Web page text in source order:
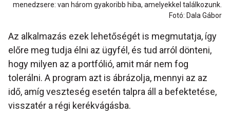
menedzsere: van három gyakoribb hiba, amelyekkel találkozunk.
Fotó: Dala Gábor
Az alkalmazás ezek lehetőségét is megmutatja, így
előre meg tudja élni az ügyfél, és tud arról dönteni,
hogy milyen az a portfólió, amit már nem fog
tolerálni. A program azt is ábrázolja, mennyi az az
idő, amíg veszteség esetén talpra áll a befektetése,
visszatér a régi kerékvágásba.